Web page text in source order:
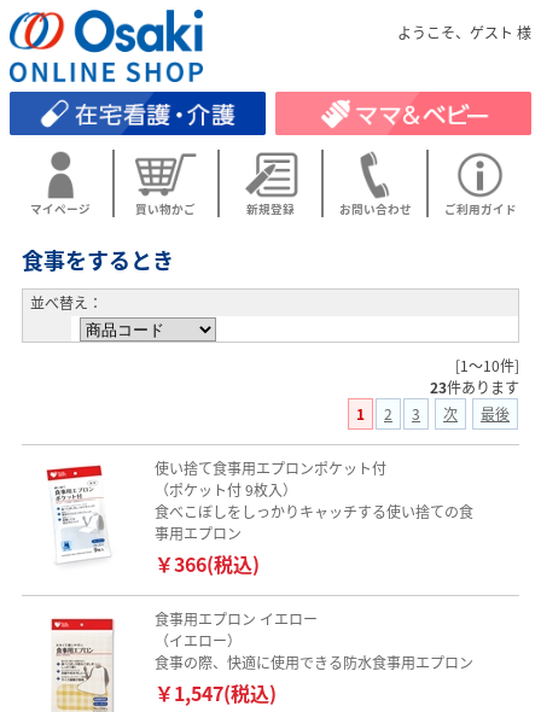
ようこそ、ゲスト 様
マイページ 買い物かご 新規登録 お問い合わせ ご利用ガイド
食事をするとき
並べ替え：
[1～10件]
23件あります
1
2 3 次 最後
使い捨て食事用エプロンポケット付
（ポケット付 9枚入）
食べこぼしをしっかりキャッチする使い捨ての食
事用エプロン
￥366(税込)
食事用エプロン イエロー
（イエロー）
食事の際、快適に使用できる防水食事用エプロン
￥1,547(税込)